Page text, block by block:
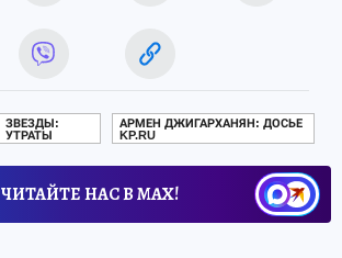
ЗВЕЗДЫ:
УТРАТЫ
АРМЕН ДЖИГАРХАНЯН: ДОСЬЕ
KP.RU
ЧИТАЙТЕ НАС В МАХ!